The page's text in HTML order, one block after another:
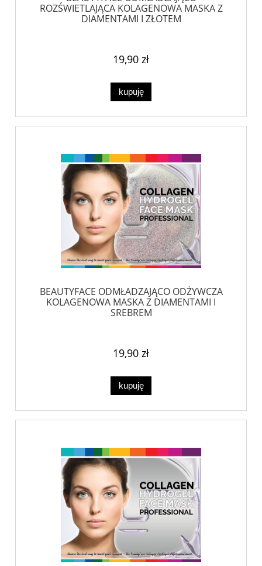
ROZŚWIETLAJĄCA KOLAGENOWA MASKA Z
DIAMENTAMI I ZŁOTEM
19,90 zł
kupuję
BEAUTYFACE ODMŁADZAJĄCO ODŻYWCZA
KOLAGENOWA MASKA Z DIAMENTAMI I
SREBREM
19,90 zł
kupuję